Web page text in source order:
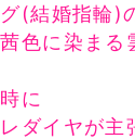
(結婚指輪)
色に染まる
に
ダイヤが主